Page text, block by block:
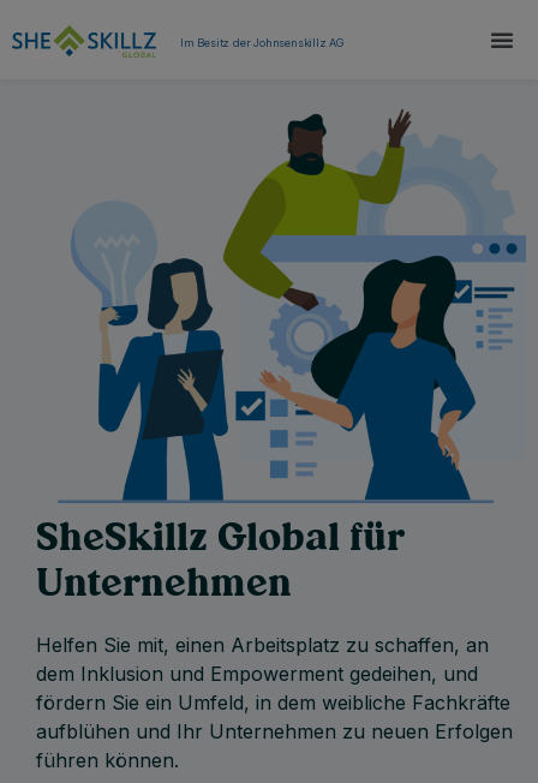
Im Besitz der Johnsenskillz AG
SheSkillz Global für
Unternehmen
Helfen Sie mit, einen Arbeitsplatz zu schaffen, an
dem Inklusion und Empowerment gedeihen, und
fördern Sie ein Umfeld, in dem weibliche Fachkräfte
aufblühen und Ihr Unternehmen zu neuen Erfolgen
führen können.